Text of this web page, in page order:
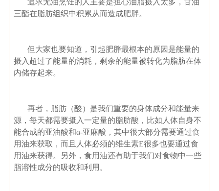
三酯在脂肪组织中积累从而造成肥胖。
但大家也要知道，引起肥胖最根本的原因是能量的
摄入超过了能量的消耗，剩余的能量被转化为脂肪在体
内储存起来。
再者，脂肪（酸）是我们重要的身体成分和能量来
源，每天都需要摄入一定量的脂肪酸，比如人体自身不
能合成的亚油酸和α-亚麻酸，其中很大部分需要通过食
用油来获取，而且人体必须的维生素E很多也要通过食
用油来获得。另外，食用油还有助于我们对食物中一些
脂溶性成分的吸收和利用。